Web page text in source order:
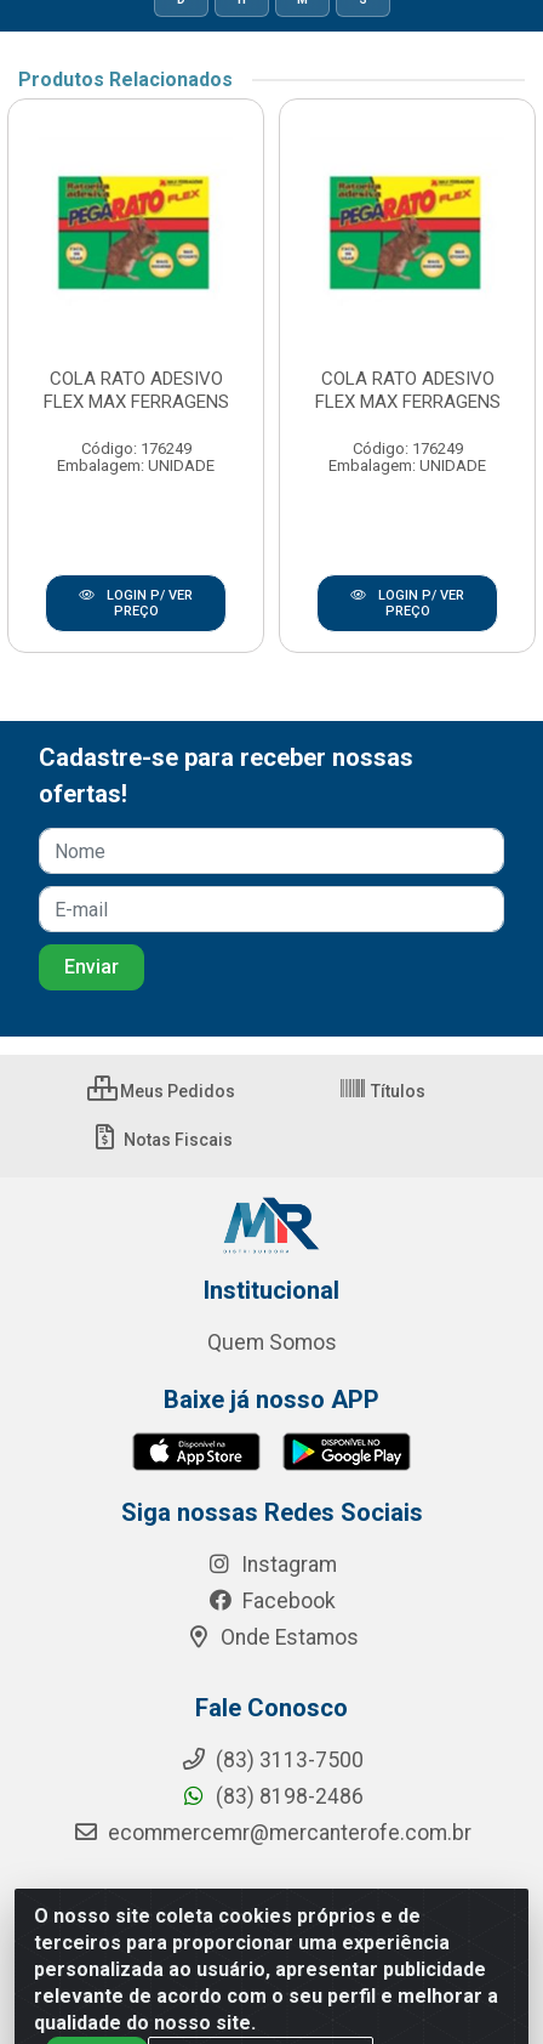
Produtos Relacionados
COLA RATO ADESIVO
FLEX MAX FERRAGENS
Código: 176249
Embalagem: UNIDADE
LOGIN P/ VER
PREÇO
COLA RATO ADESIVO
FLEX MAX FERRAGENS
Código: 176249
Embalagem: UNIDADE
LOGIN P/ VER
PREÇO
O nosso site coleta cookies próprios e de
terceiros para proporcionar uma experiência
personalizada ao usuário, apresentar publicidade
relevante de acordo com o seu perfil e melhorar a
qualidade do nosso site.
Cadastre-se para receber nossas
ofertas!
Meus Pedidos Títulos
Notas Fiscais
Institucional
Quem Somos
Baixe já nosso APP
Siga nossas Redes Sociais
Instagram
Facebook
Onde Estamos
Fale Conosco
(83) 3113-7500
(83) 8198-2486
ecommercemr@mercanterofe.com.br
MR Distribuidora - Rua Hortêncio Ribeiro de Luna, 3777 -
Distrito Industrial, João Pessoa/PB - CEP 58081-400 -
CNPJ 35.428.312/0001-85